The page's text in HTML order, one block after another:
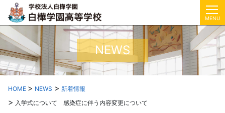
MENU
NEWS
HOME NEWS
新着情報
入学式について 感染症に伴う内容変更について